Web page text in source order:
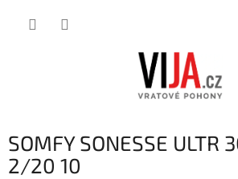
SOMFY SONESSE ULTR
2/20 10